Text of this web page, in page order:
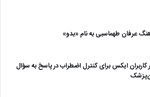
عرفان طهماسبی به نام «بدو»
کاربران ایکس برای کنترل اضطراب در پاسخ به سؤال